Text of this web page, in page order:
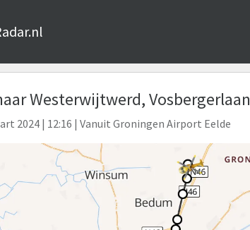
Westerwijtwerd, Vosbergerlaan
2024 | 12:16 | Vanuit Groningen Airport Eelde